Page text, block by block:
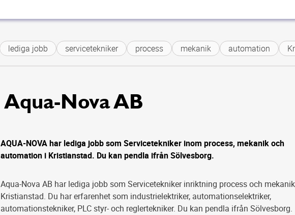
lediga jobb servicetekniker process mekanik automation
Aqua-Nova AB
AQUA-NOVA har lediga jobb som Servicetekniker inom process, mekanik och
automation i Kristianstad. Du kan pendla ifrån Sölvesborg.
Aqua-Nova AB har lediga jobb som Servicetekniker inriktning process och
Kristianstad. Du har erfarenhet som industrielektriker, automationselektriker,
automationstekniker, PLC styr- och reglertekniker. Du kan pendla ifrån Sölvesborg.